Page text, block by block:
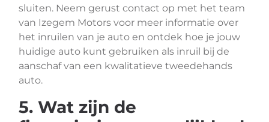
sluiten. Neem gerust contact op met het team
van Izegem Motors voor meer informatie over
het inruilen van je auto en ontdek hoe je jouw
huidige auto kunt gebruiken als inruil bij de
aanschaf van een kwalitatieve tweedehands
auto.
5. Wat zijn de